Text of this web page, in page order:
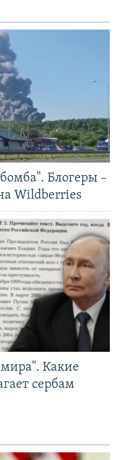
Блогеры –
Wildberries
мира". Какие
сербам